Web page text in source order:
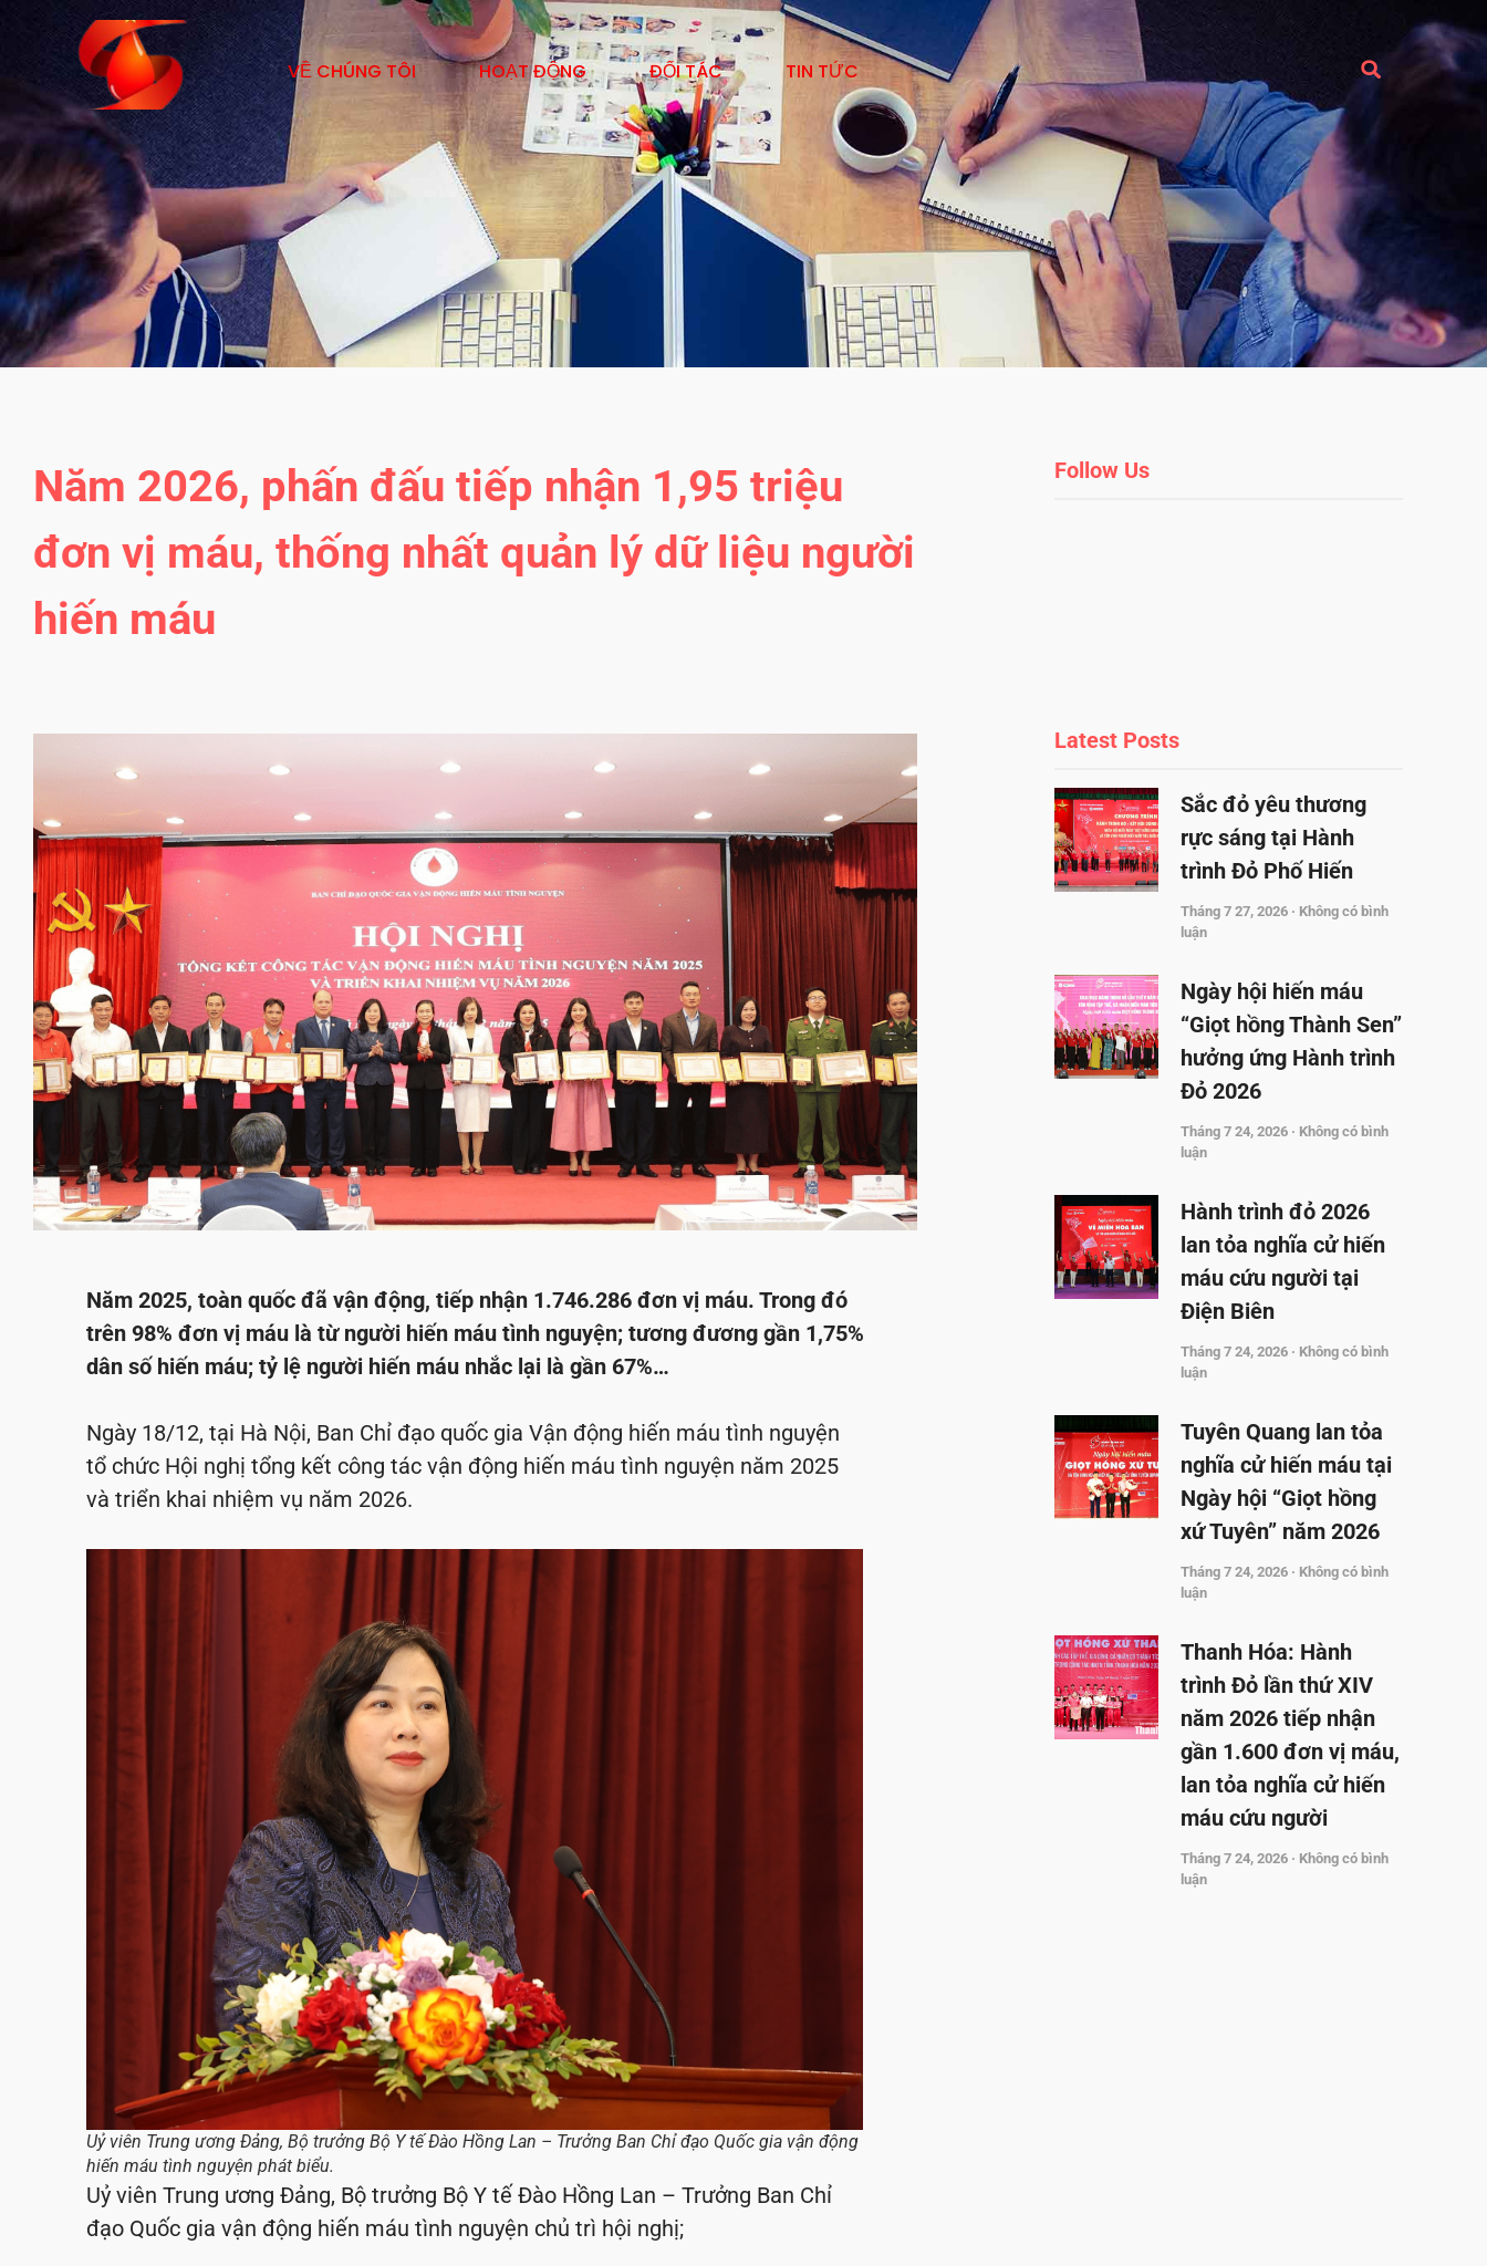
VỀ CHÚNG TÔI HOẠT ĐỘNG ĐỐI TÁC TIN TỨC
Năm 2026, phấn đấu tiếp nhận 1,95 triệu
đơn vị máu, thống nhất quản lý dữ liệu người
hiến máu
Năm 2025, toàn quốc đã vận động, tiếp nhận 1.746.286 đơn vị máu. Trong đó
trên 98% đơn vị máu là từ người hiến máu tình nguyện; tương đương gần 1,75%
dân số hiến máu; tỷ lệ người hiến máu nhắc lại là gần 67%…
Ngày 18/12, tại Hà Nội, Ban Chỉ đạo quốc gia Vận động hiến máu tình nguyện
tổ chức Hội nghị tổng kết công tác vận động hiến máu tình nguyện năm 2025
và triển khai nhiệm vụ năm 2026.
Uỷ viên Trung ương Đảng, Bộ trưởng Bộ Y tế Đào Hồng Lan – Trưởng Ban Chỉ đạo Quốc gia vận động
hiến máu tình nguyện phát biểu.
Uỷ viên Trung ương Đảng, Bộ trưởng Bộ Y tế Đào Hồng Lan – Trưởng Ban Chỉ
đạo Quốc gia vận động hiến máu tình nguyện chủ trì hội nghị;
Follow Us
Latest Posts
Sắc đỏ yêu thương
rực sáng tại Hành
trình Đỏ Phố Hiến
Tháng 7 27, 2026
Không có bình
luận
Ngày hội hiến máu
“Giọt hồng Thành Sen”
hưởng ứng Hành trình
Đỏ 2026
Tháng 7 24, 2026
Không có bình
luận
Hành trình đỏ 2026
lan tỏa nghĩa cử hiến
máu cứu người tại
Điện Biên
Tháng 7 24, 2026
Không có bình
luận
Tuyên Quang lan tỏa
nghĩa cử hiến máu tại
Ngày hội “Giọt hồng
xứ Tuyên” năm 2026
Tháng 7 24, 2026
Không có bình
luận
Thanh Hóa: Hành
trình Đỏ lần thứ XIV
năm 2026 tiếp nhận
gần 1.600 đơn vị máu,
lan tỏa nghĩa cử hiến
máu cứu người
Tháng 7 24, 2026
Không có bình
luận